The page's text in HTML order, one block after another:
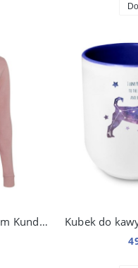
Bluza damska z kapturem Kundelek Origami